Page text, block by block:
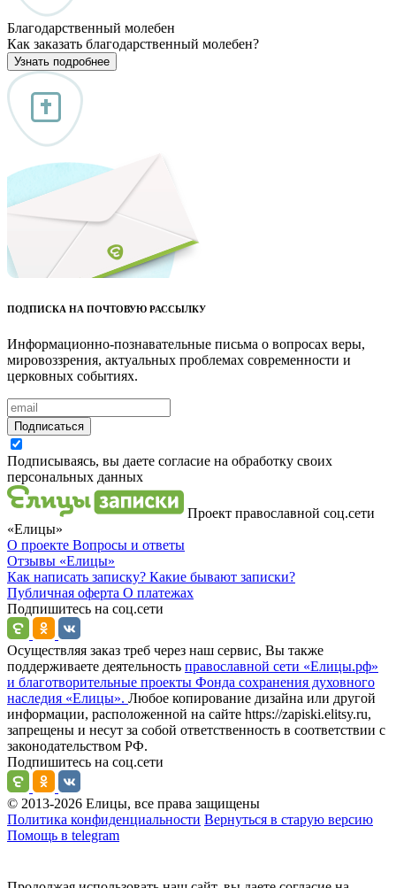
Благодарственный молебен
Как заказать благодарственный молебен?
Узнать подробнее
ПОДПИСКА НА ПОЧТОВУЮ РАССЫЛКУ
Информационно-познавательные письма о вопросах веры,
мировоззрения, актуальных проблемах современности и
церковных событиях.
Подписаться
Подписываясь, вы даете согласие на обработку своих
персональных данных
Проект православной соц.сети
«Елицы»
О проекте Вопросы и ответы
Отзывы «Елицы»
Как написать записку? Какие бывают записки?
Публичная оферта О платежах
Подпишитесь на соц.сети
Осуществляя заказ треб через наш сервис, Вы также
поддерживаете деятельность православной сети «Елицы.рф»
и благотворительные проекты Фонда сохранения духовного
наследия «Елицы». Любое копирование дизайна или другой
информации, расположенной на сайте https://zapiski.elitsy.ru,
запрещены и несут за собой ответственность в соответствии с
законодательством РФ.
Подпишитесь на соц.сети
© 2013-2026 Елицы, все права защищены
Политика конфиденциальности Вернуться в старую версию
Помощь в telegram